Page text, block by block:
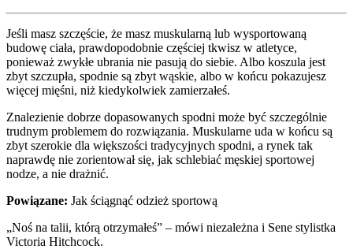
Jeśli masz szczęście, że masz muskularną lub wysportowaną
budowę ciała, prawdopodobnie częściej tkwisz w atletyce,
ponieważ zwykłe ubrania nie pasują do siebie. Albo koszula jest
zbyt szczupła, spodnie są zbyt wąskie, albo w końcu pokazujesz
więcej mięśni, niż kiedykolwiek zamierzałeś.
Znalezienie dobrze dopasowanych spodni może być szczególnie
trudnym problemem do rozwiązania. Muskularne uda w końcu są
zbyt szerokie dla większości tradycyjnych spodni, a rynek tak
naprawdę nie zorientował się, jak schlebiać męskiej sportowej
nodze, a nie drażnić.
Powiązane: Jak ściągnąć odzież sportową
„Noś na talii, którą otrzymałeś” – mówi niezależna i Sene stylistka
Victoria Hitchcock.